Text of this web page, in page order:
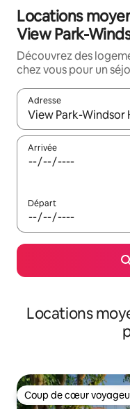
Locations
View Park-
Découvrez des
chez vous pour un
Adresse
Lorsque les résultats
Arrivée
Départ
Locations
Coup de cœur
Coup de cœur